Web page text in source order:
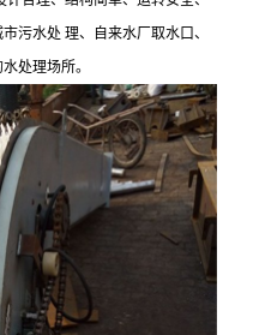
污水处 理、自来水厂取水口、
处理场所。